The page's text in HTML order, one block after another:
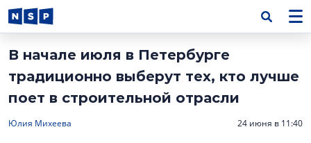
В начале июля в Петербурге
традиционно выберут тех, кто лучше
поет в строительной отрасли
Юлия Михеева 24 июня в 11:40